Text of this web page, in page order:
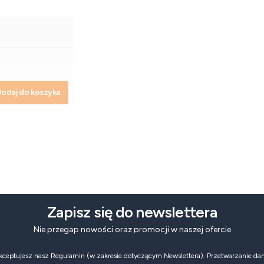
do koszyka
Zapisz się do newslettera
Nie przegap nowości oraz promocji w naszej ofercie
nasz Regulamin (w zakresie dotyczącym Newslettera). Przetwarzanie